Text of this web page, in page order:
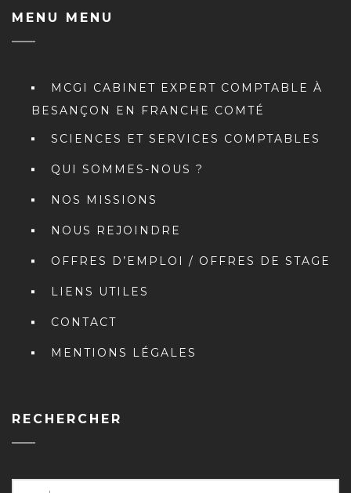
MENU MENU
MCGI CABINET EXPERT COMPTABLE À
BESANÇON EN FRANCHE COMTÉ
SCIENCES ET SERVICES COMPTABLES
QUI SOMMES-NOUS ?
NOS MISSIONS
NOUS REJOINDRE
OFFRES D’EMPLOI / OFFRES DE STAGE
LIENS UTILES
CONTACT
MENTIONS LÉGALES
RECHERCHER